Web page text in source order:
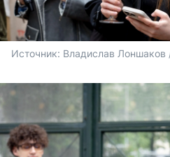
Источник: Владислав Лоншаков